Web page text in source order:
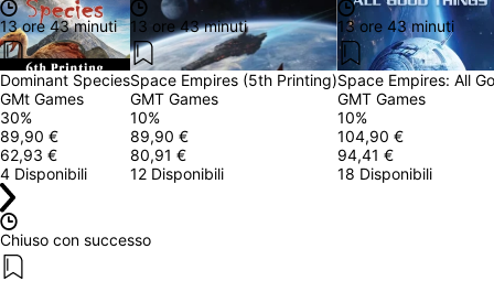
13 ore 43 minuti
Dominant Species
GMt Games
30%
89,90 €
62,93 €
4 Disponibili
13 ore 43 minuti
Space Empires (5th Printing)
GMT Games
10%
89,90 €
80,91 €
12 Disponibili
13 ore 43 minuti
Space Empires: All
GMT Games
10%
104,90 €
94,41 €
18 Disponibili
Chiuso con successo